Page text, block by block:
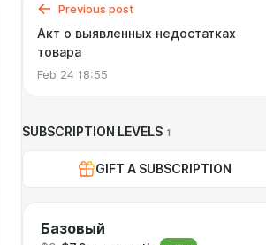
Previous post
Акт о выявленных недостатках
товара
Feb 24 18:55
SUBSCRIPTION LEVELS 1
GIFT A SUBSCRIPTION
Базовый